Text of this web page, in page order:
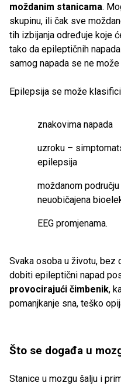
moždanim stanicama.
skupinu, ili čak sve
tih izbijanja određuje koje
tako da epileptičnih
samog napada se ne
Epilepsija se može
znakovima napada
uzroku –
epilepsija
moždanom
neuobičajena
EEG promjenama.
Svaka osoba u životu, bez
dobiti epileptični napad
provocirajući čimbenik,
pomanjkanje sna, teško
Što se događa u
Stanice u mozgu šalju i